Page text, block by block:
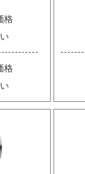
格
格